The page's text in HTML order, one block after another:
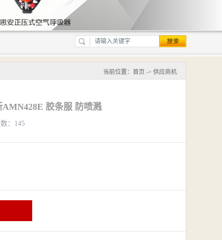
当前位置： 首页 -> 供应商机
胶条服 防喷溅
：145